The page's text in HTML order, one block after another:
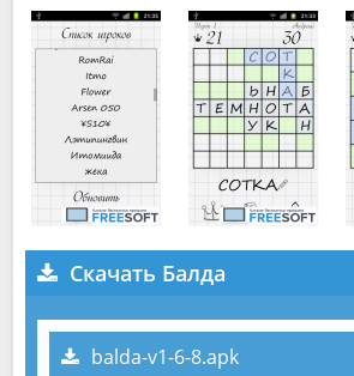
Скачать Балда
balda-v1-6-8.apk